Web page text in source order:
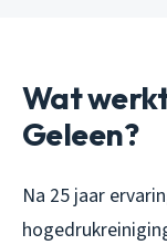
Wat
Geleen?
Na 25 jaar